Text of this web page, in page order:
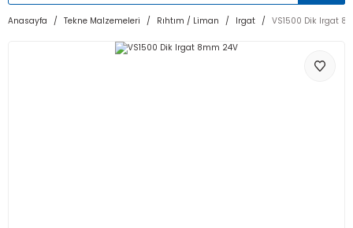
Anasayfa Tekne Malzemeleri Rıhtım / Liman Irgat VS1500 Dik Irgat